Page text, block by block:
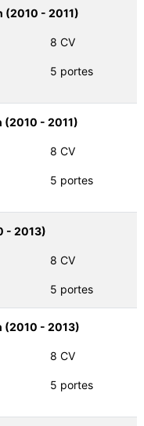
(2010 - 2011)
8 CV
5 portes
(2010 - 2011)
8 CV
5 portes
- 2013)
8 CV
5 portes
(2010 - 2013)
8 CV
5 portes